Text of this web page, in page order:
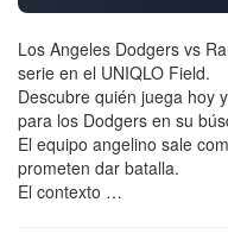
Los Angeles Dodgers vs
serie en el UNIQLO Field.
Descubre quién juega hoy
para los Dodgers en su
El equipo angelino sale
prometen dar batalla.
El contexto …